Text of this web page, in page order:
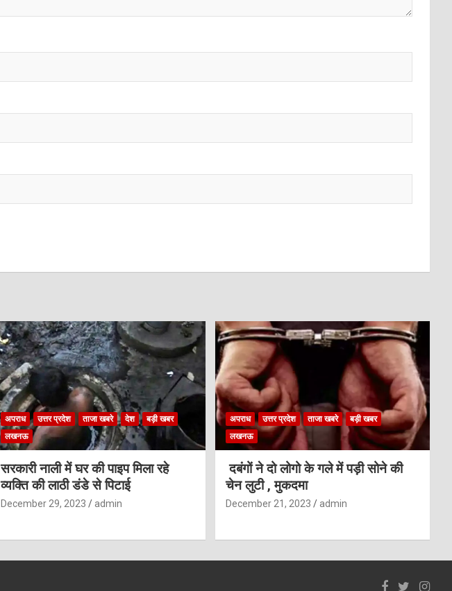
अपराध उत्तर प्रदेश ताजा खबरे देश
बड़ी खबर
लखनऊ
सरकारी नाली में घर की पाइप मिला रहे
व्यक्ति की लाठी डंडे से पिटाई
December 29, 2023 admin
अपराध उत्तर प्रदेश ताजा खबरे
बड़ी खबर
लखनऊ
दबंगों ने दो लोगो के गले में पड़ी सोने की
चेन लुटी , मुकदमा
December 21, 2023 admin